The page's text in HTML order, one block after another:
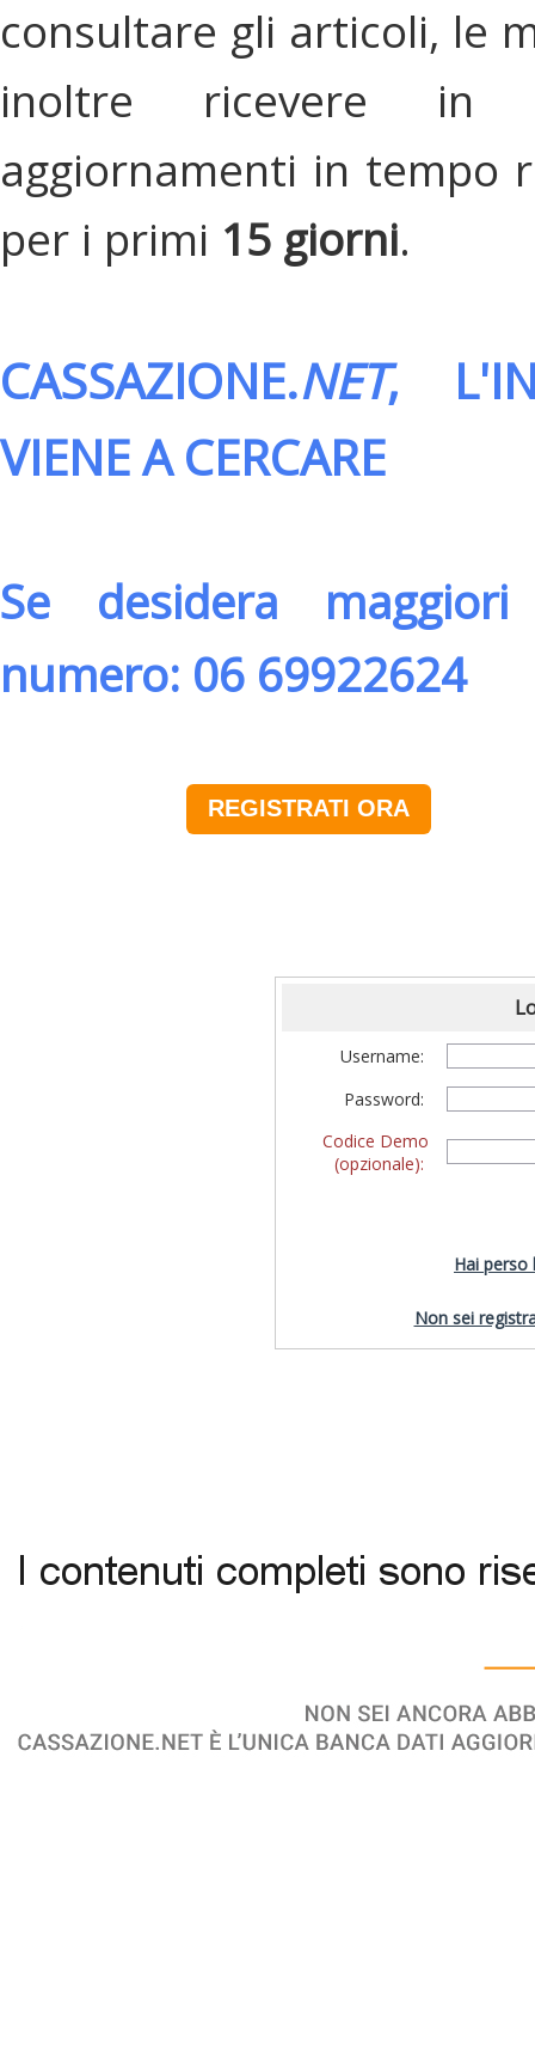
consultare gli articoli, le
inoltre ricevere in
aggiornamenti in tempo
per i primi 15 giorni.
CASSAZIONE.NET,
VIENE A CERCARE
Se desidera
numero: 06 69922624
REGISTRATI ORA
Username:
Password:
Codice Demo
(opzionale):
Hai perso
Non sei